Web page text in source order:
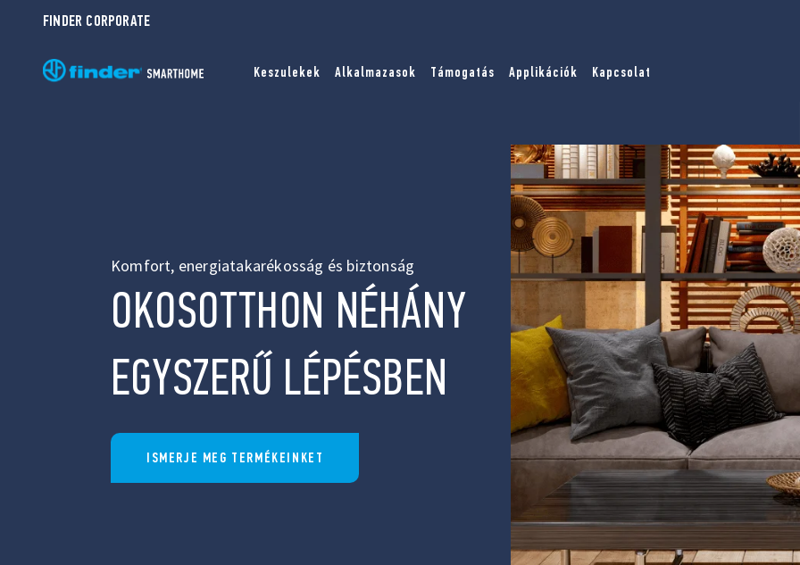
FINDER CORPORATE
Keszulekek Alkalmazasok Támogatás Applikációk Kapcsolat
Komfort, energiatakarékosság és biztonság
OKOSOTTHON NÉHÁNY
EGYSZERŰ LÉPÉSBEN
ISMERJE MEG TERMÉKEINKET